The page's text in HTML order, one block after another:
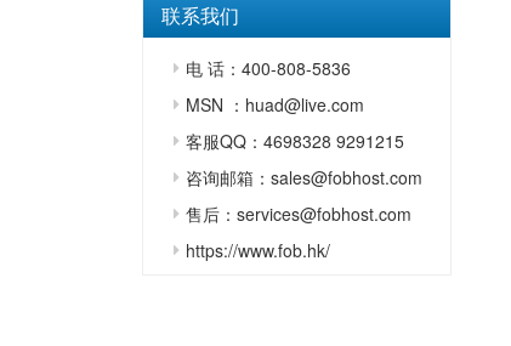
联系我们
电 话：400-808-5836
MSN ：huad@live.com
客服QQ：4698328 9291215
咨询邮箱：sales@fobhost.com
售后：services@fobhost.com
https://www.fob.hk/